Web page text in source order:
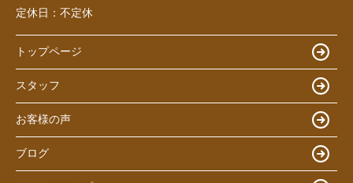
定休日： 不定休
トップページ
スタッフ
お客様の声
ブログ